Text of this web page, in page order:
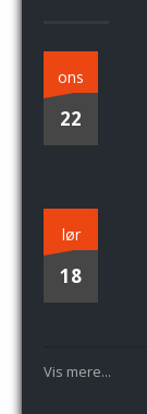
ons
22
lør
18
Vis mere...